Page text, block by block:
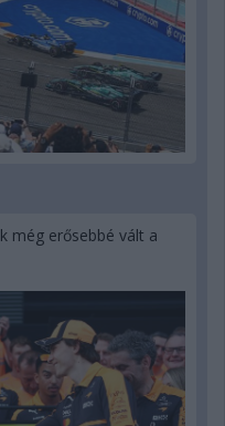
még erősebbé vált a